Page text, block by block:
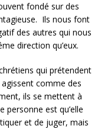
fondé sur des
Ils nous font
des autres qui nous
direction qu’eux.
qui prétendent
comme des
ils se mettent à
personne est qu’elle
et de juger, mais